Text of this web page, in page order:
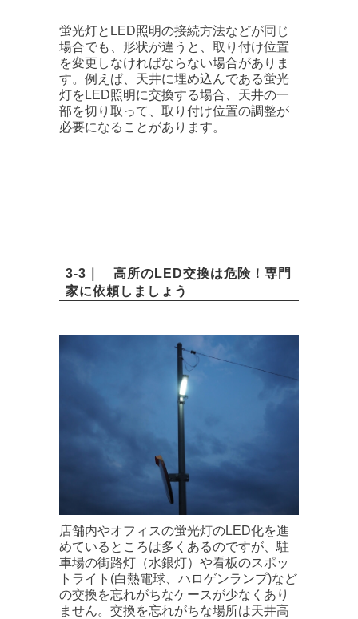
蛍光灯とLED照明の接続方法などが同じ
場合でも、形状が違うと、取り付け位置
を変更しなければならない場合がありま
す。例えば、天井に埋め込んである蛍光
灯をLED照明に交換する場合、天井の一
部を切り取って、取り付け位置の調整が
必要になることがあります。
3-3｜ 高所のLED交換は危険！専門
家に依頼しましょう
店舗内やオフィスの蛍光灯のLED化を進
めているところは多くあるのですが、駐
車場の街路灯（水銀灯）や看板のスポッ
トライト(白熱電球、ハロゲンランプ)など
の交換を忘れがちなケースが少なくあり
ません。交換を忘れがちな場所は天井高